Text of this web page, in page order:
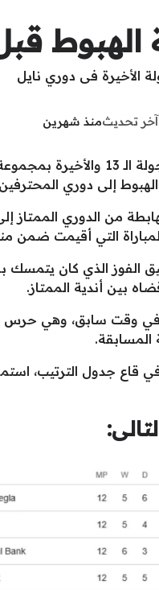
آخر تحديثمنذ شهرين
إلى دوري
من الدوري
الفوز الذي كان يتمسك
بين أندية الممتاز.
في وقت سابق، وهي حرس
المسابقة.
قاع جدول الترتيب،